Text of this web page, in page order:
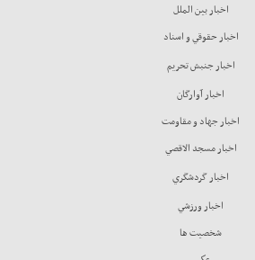
اخبار بين الملل
اخبار حقوقي و اسناد
اخبار جنبش تحريم
اخبار آوارگان
اخبار جهاد و مقاومت
اخبار مسجد الاقصي
اخبار گردشگري
اخبار ورزشي
شخصيت ها